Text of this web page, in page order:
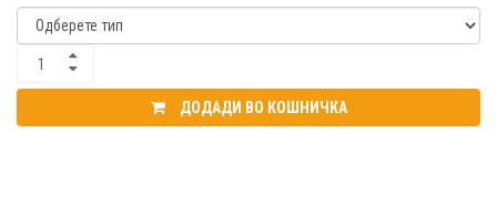
ДОДАДИ ВО КОШНИЧКА